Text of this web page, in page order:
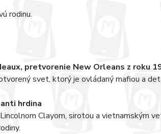
rodinu.
pretvorenie New Orleans z roku
svet, ktorý je ovládaný mafiou a
hrdina
Clayom, sirotou a vietnamským